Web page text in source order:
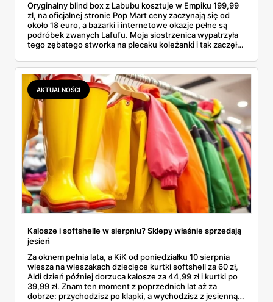
Oryginalny blind box z Labubu kosztuje w Empiku 199,99
zł, na oficjalnej stronie Pop Mart ceny zaczynają się od
około 18 euro, a bazarki i internetowe okazje pełne są
podróbek zwanych Lafufu. Moja siostrzenica wypatrzyła
tego zębatego stworka na plecaku koleżanki i tak zaczęło
kosztuje i po czym poznać, że sprzedawca nie wciska nam
podróbki. Spisałam wszystko, czego się dowiedziałam —
łącznie z jedną wpadką, o której za chwilę.
AKTUALNOŚCI
Kalosze i softshelle w sierpniu? Sklepy właśnie sprzedają
jesień
Za oknem pełnia lata, a KiK od poniedziałku 10 sierpnia
wiesza na wieszakach dziecięce kurtki softshell za 60 zł,
Aldi dzień później dorzuca kalosze za 44,99 zł i kurtki po
39,99 zł. Znam ten moment z poprzednich lat aż za
dobrze: przychodzisz po klapki, a wychodzisz z jesienną